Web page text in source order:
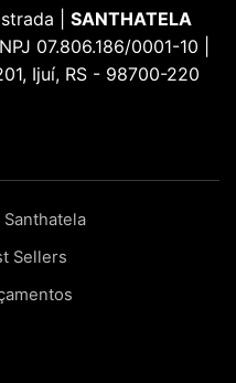
| SANTHATELA
07.806.186/0001-10 |
Ijuí, RS - 98700-220
Sellers